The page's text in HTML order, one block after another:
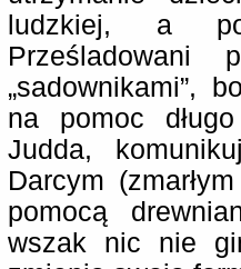
ludzkiej, a
Prześladowani
„sadownikami”,
na pomoc
Judda,
Darcym
pomocą
wszak nic nie